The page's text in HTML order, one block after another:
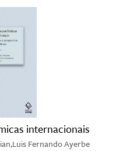
internacionais
Fernando Ayerbe